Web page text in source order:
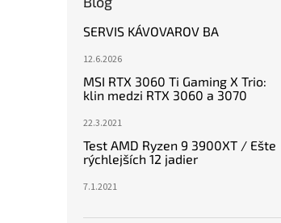
SERVIS KÁVOVAROV BA
12.6.2026
MSI RTX 3060 Ti Gaming X Trio:
klin medzi RTX 3060 a 3070
22.3.2021
Test AMD Ryzen 9 3900XT / Ešte
rýchlejších 12 jadier
7.1.2021